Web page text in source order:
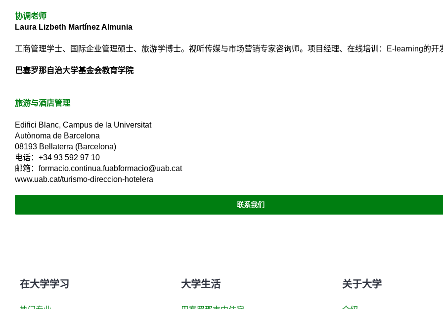
协调老师
Laura Lizbeth Martínez Almunia
工商管理学士、国际企业管理硕士、旅游学博士。视听传媒与市场营销专家咨询师。项目经理、在线培训：E-learning的开
巴塞罗那自治大学基金会教育学院
旅游与酒店管理
Edifici Blanc, Campus de la Universitat
Autònoma de Barcelona
08193 Bellaterra (Barcelona)
电话：+34 93 592 97 10
邮箱：formacio.continua.fuabformacio@uab.cat
www.uab.cat/turismo-direccion-hotelera
联系我们
在大学学习 大学生活 关于大学